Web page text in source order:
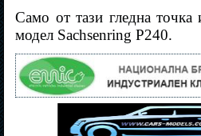
Само от тази гледна точка
модел Sachsenring P240.